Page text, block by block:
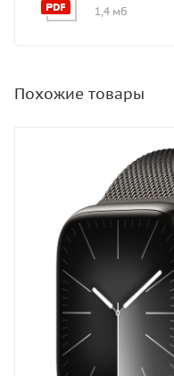
1,4 мб
Похожие товары